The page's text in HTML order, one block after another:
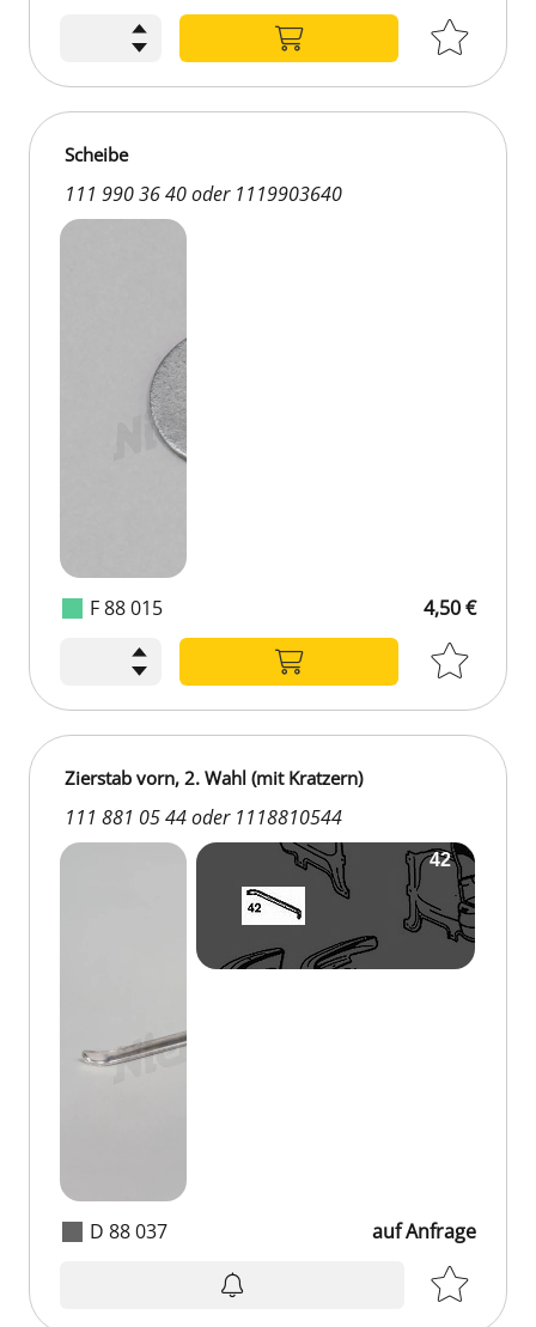
F 88 015
Scheibe
111 990 36 40 oder 1119903640
4,50 €
D 88 037
Zierstab vorn, 2. Wahl (mit Kratzern)
111 881 05 44 oder 1118810544
auf Anfrage